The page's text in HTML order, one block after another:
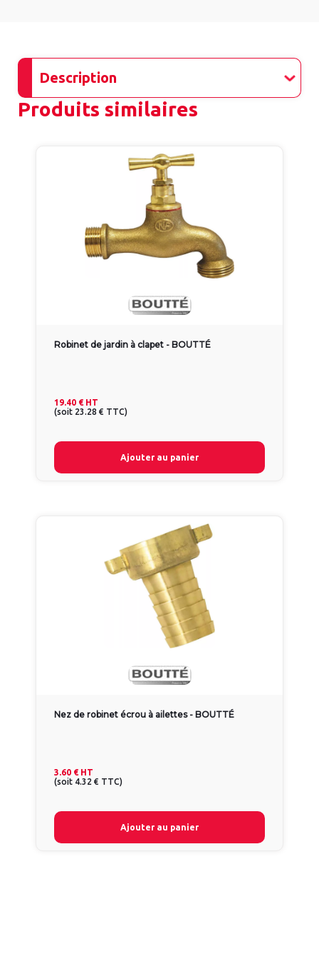
Description
Produits similaires
Robinet de jardin à clapet - BOUTTÉ
19.40 € HT
(soit 23.28 € TTC)
Ajouter au panier
Nez de robinet écrou à ailettes - BOUTTÉ
3.60 € HT
(soit 4.32 € TTC)
Ajouter au panier